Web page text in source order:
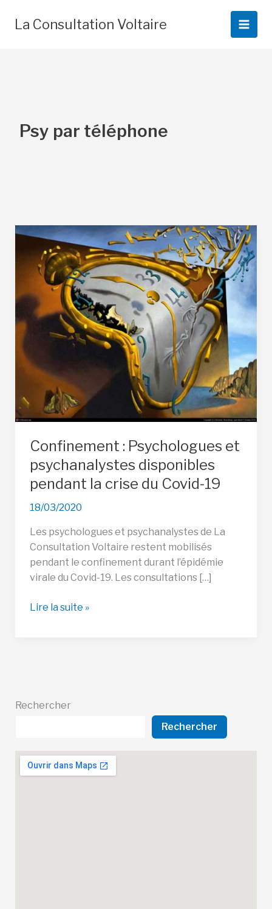
La Consultation Voltaire
Psy par téléphone
Confinement : Psychologues et
psychanalystes disponibles
pendant la crise du Covid-19
18/03/2020
Les psychologues et psychanalystes de La
Consultation Voltaire restent mobilisés
pendant le confinement durant l’épidémie
virale du Covid-19. Les consultations […]
Confinement
Covid-
19
Lire la suite »
Rechercher
Rechercher